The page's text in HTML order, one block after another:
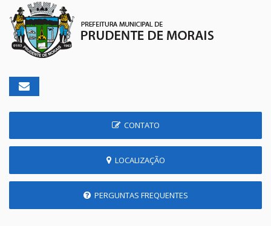
CONTATO
LOCALIZAÇÃO
PERGUNTAS FREQUENTES